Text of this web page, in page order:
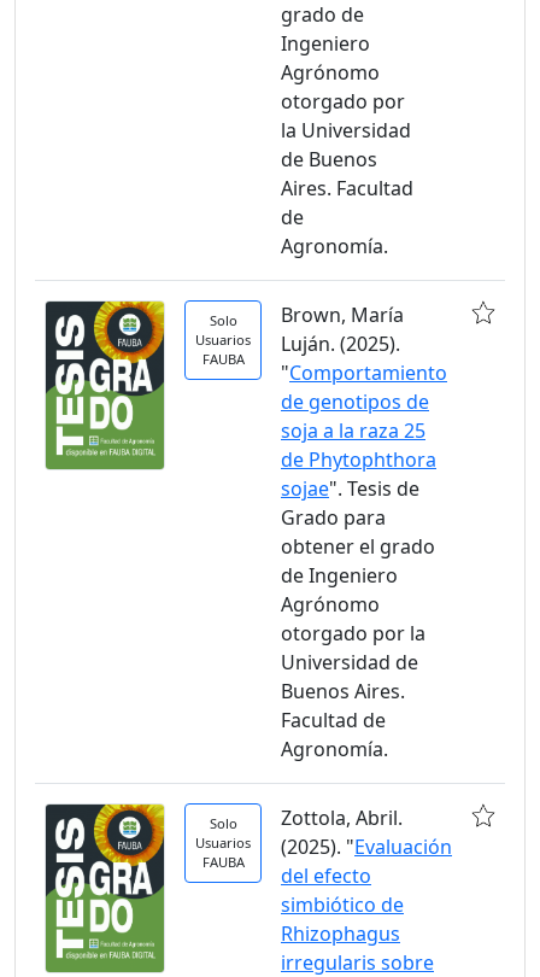
grado de
Ingeniero
Agrónomo
otorgado por
la Universidad
de Buenos
Aires. Facultad
de
Agronomía.
Solo
Usuarios
FAUBA
Brown, María
Luján. (2025).
"Comportamiento
de genotipos de
soja a la raza 25
de Phytophthora
sojae". Tesis de
Grado para
obtener el grado
de Ingeniero
Agrónomo
otorgado por la
Universidad de
Buenos Aires.
Facultad de
Agronomía.
Solo
Usuarios
FAUBA
Zottola, Abril.
(2025). "Evaluación
del efecto
simbiótico de
Rhizophagus
irregularis sobre